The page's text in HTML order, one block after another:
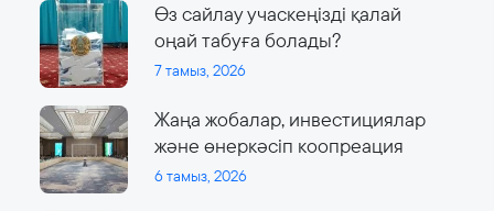
Өз сайлау учаскеңізді қалай
оңай табуға болады?
7 тамыз, 2026
Жаңа жобалар, инвестициялар
және өнеркәсіп коопреация
6 тамыз, 2026